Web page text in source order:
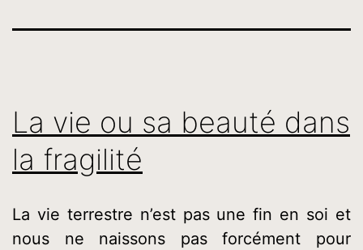
La vie ou sa beauté dans
la fragilité
La vie terrestre n’est pas une fin en soi et
nous ne naissons pas forcément pour